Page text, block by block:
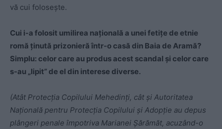
vă cui foloseşte.
Cui i-a folosit umilirea naţională a unei fetiţe de etnie
romă ţinută prizonieră într-o casă din Baia de Aramă?
Simplu: celor care au produs acest scandal şi celor care
s-au „lipit” de el din interese diverse.
(Atât Protecția Copilului Mehedinți, cât și Autoritatea
Națională pentru Protecția Copilului și Adopție au depus
plângeri penale împotriva Marianei Șărămăt, acuzând-o